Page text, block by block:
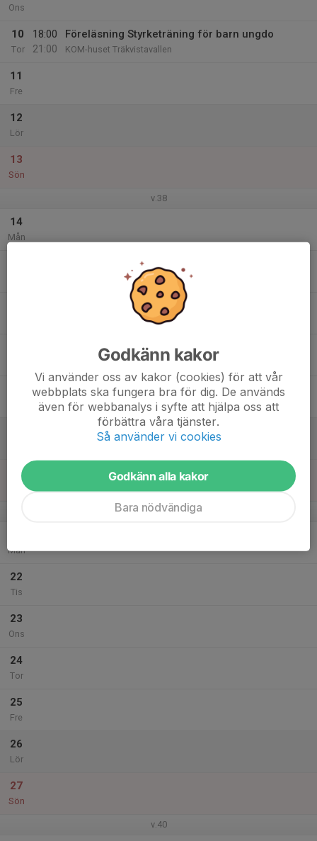
Ons
10
Tor
18:00
21:00
Föreläsning Styrketräning för barn ungdo
KOM-huset Träkvistavallen
11
Fre
12
Lör
13
Sön
v.38
14
Mån
20
Sön
v.39
Mån
22
Tis
23
Ons
24
Tor
25
Fre
26
Lör
27
Sön
v.40
Godkänn kakor
Vi använder oss av kakor (cookies) för att vår
webbplats ska fungera bra för dig. De används
även för webbanalys i syfte att hjälpa oss att
förbättra våra tjänster.
Så använder vi cookies
Godkänn alla kakor
Bara nödvändiga